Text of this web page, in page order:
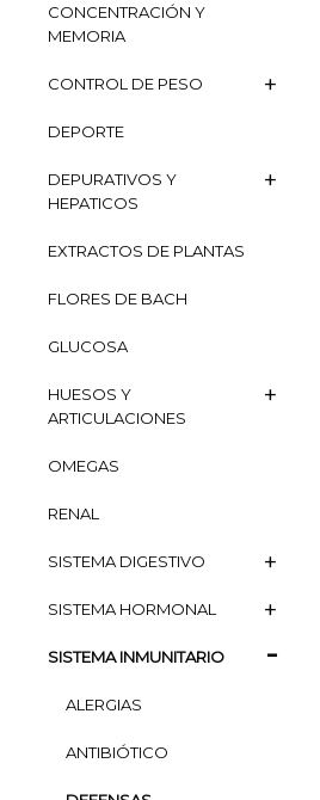
CONCENTRACIÓN Y
MEMORIA
CONTROL DE PESO
DEPORTE
DEPURATIVOS Y
HEPATICOS
EXTRACTOS DE PLANTAS
FLORES DE BACH
GLUCOSA
HUESOS Y
ARTICULACIONES
OMEGAS
RENAL
SISTEMA DIGESTIVO
SISTEMA HORMONAL
SISTEMA INMUNITARIO
ALERGIAS
ANTIBIÓTICO